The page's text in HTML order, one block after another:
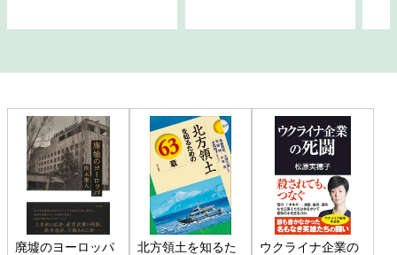
廃墟のヨーロッパ
北方領土を知るた
ウクライナ企業の